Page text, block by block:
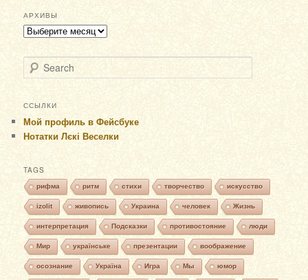
АРХИВЫ
Архивы
Search
ССЫЛКИ
Мой профиль в Фейсбуке
Нотатки Лєкі Веселки
TAGS
рифма ритм стихи творчество искусство
izolit живопись Украина человек Жизнь
интерпретация Подсказки противостояние люди
Мир українське презентации воображение
осознание Україна Игра Мы юмор